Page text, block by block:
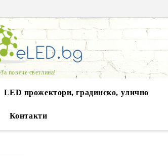
За повече светлина!
LED прожектори, градинско, улично
Контакти